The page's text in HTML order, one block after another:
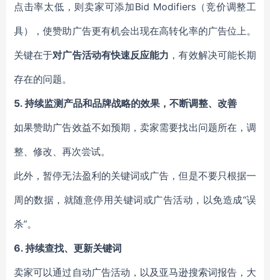
点击率太低，则卖家可添加Bid Modifiers（竞价调整工
具），使赞助广告更有机会出现在高转化率的广告位上。
关键在于对广告活动有快速反应能力 ，有效解决可能长期
存在的问题。
5. 持续监测产品和品牌战略的效果，不断调整、改善
如果赞助广告效益不如预期，卖家需要找出问题所在，调
整、修改、再次尝试。
此外，暂停无法盈利的关键词或广告，但是不要只根据一
周的数据，就随意停用关键词或广告活动，以免造成“误
杀”。
6. 持续查找、更新关键词
卖家可以通过自动广告活动，以及亚马逊搜索词报告，大